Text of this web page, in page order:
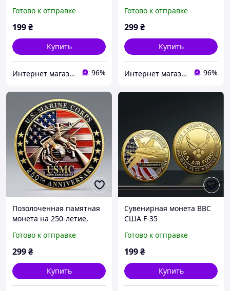
Готово к отправке
199₴
Купить
Интернет магазин GSM-V 96%
морской пехоты США
Готово к отправке
299₴
Купить
Интернет магазин GSM-V 96%
Позолоченная памятная
монета на 250-летие,
морской пехоты США
Готово к отправке
299₴
Купить
Сувенирная монета ВВС
США F-35
Готово к отправке
199₴
Купить